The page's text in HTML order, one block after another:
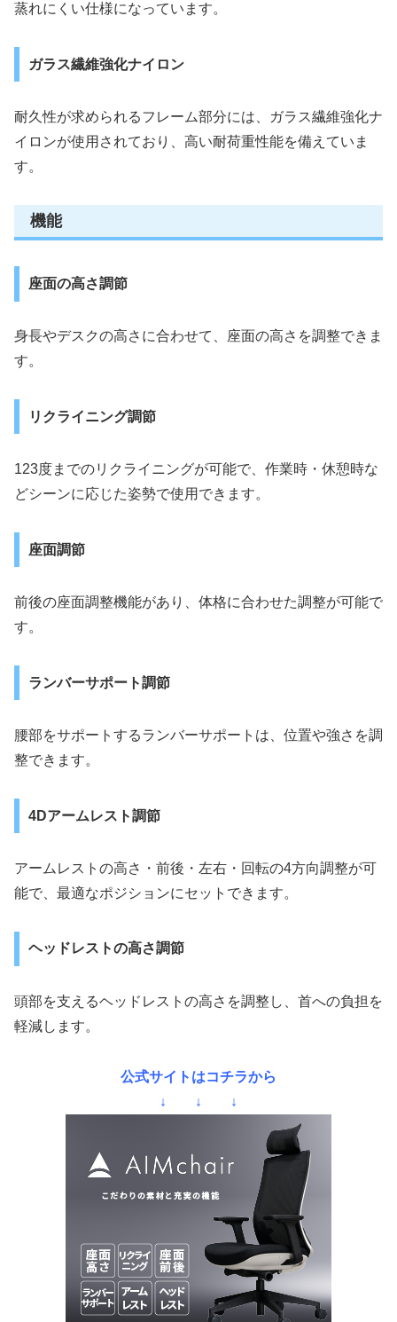
蒸れにくい仕様になっています。
ガラス繊維強化ナイロン
耐久性が求められるフレーム部分には、ガラス繊維強化ナ
イロンが使用されており、高い耐荷重性能を備えていま
す。
機能
座面の高さ調節
身長やデスクの高さに合わせて、座面の高さを調整できま
す。
リクライニング調節
123度までのリクライニングが可能で、作業時・休憩時な
どシーンに応じた姿勢で使用できます。
座面調節
前後の座面調整機能があり、体格に合わせた調整が可能で
す。
ランバーサポート調節
腰部をサポートするランバーサポートは、位置や強さを調
整できます。
4Dアームレスト調節
アームレストの高さ・前後・左右・回転の4方向調整が可
能で、最適なポジションにセットできます。
ヘッドレストの高さ調節
頭部を支えるヘッドレストの高さを調整し、首への負担を
軽減します。
公式サイトはコチラから
↓ ↓ ↓